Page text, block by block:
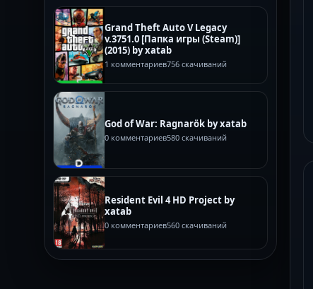
Grand Theft Auto V Legacy
v.3751.0 [Папка игры (Steam)]
(2015) by xatab
1 комментариев756 скачиваний
God of War: Ragnarök by xatab
0 комментариев580 скачиваний
Resident Evil 4 HD Project by
xatab
0 комментариев560 скачиваний